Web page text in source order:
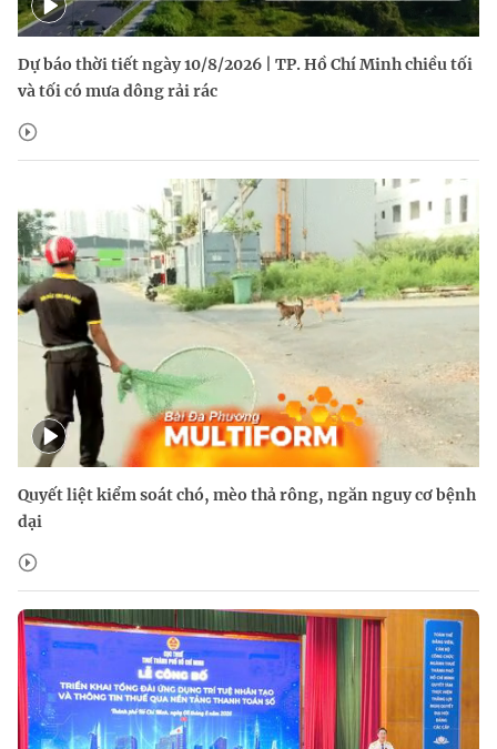
Dự báo thời tiết ngày 10/8/2026 | TP. Hồ Chí Minh chiều tối
và tối có mưa dông rải rác
Quyết liệt kiểm soát chó, mèo thả rông, ngăn nguy cơ bệnh
dại